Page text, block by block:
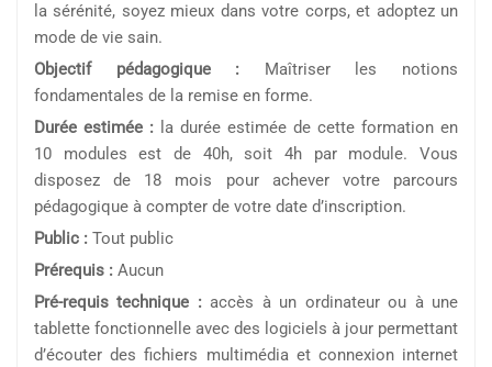
la sérénité, soyez mieux dans votre corps, et adoptez un
mode de vie sain.
Objectif pédagogique : Maîtriser les notions
fondamentales de la remise en forme.
Durée estimée : la durée estimée de cette formation en
10 modules est de 40h, soit 4h par module. Vous
disposez de 18 mois pour achever votre parcours
pédagogique à compter de votre date d’inscription.
Public : Tout public
Prérequis : Aucun
Pré-requis technique :accès à un ordinateur ou à une
tablette fonctionnelle avec des logiciels à jour permettant
d’écouter des fichiers multimédia et connexion internet